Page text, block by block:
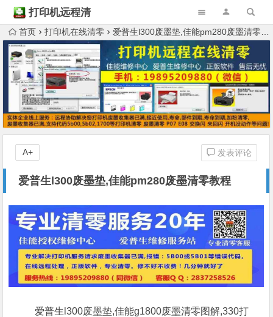
打印机远程清
零首页 打印机在线清零 爱普生l300废墨垫,佳能pm280废墨清零教程
爱普生l300废墨垫,佳能pm280废墨清零教程
发表评论
A+
爱普生l300废墨垫,佳能g1800废墨清零图解,330打